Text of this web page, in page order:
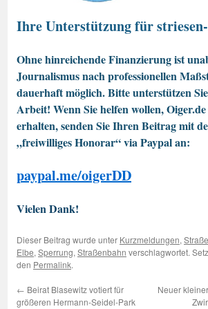
Ihre Unterstützung für
Ohne hinreichende Finanzierung ist
Journalismus nach professionellen
dauerhaft möglich. Bitte unterstützen
Arbeit! Wenn Sie helfen wollen,
erhalten, senden Sie Ihren Beitrag mit
„freiwilliges Honorar“ via Paypal an:
paypal.me/oigerDD
Vielen Dank!
Dieser Beitrag wurde unter Kurzmeldungen,
Elbe,Sperrung,Straßenbahn verschlagwortet.
den Permalink.
← Beirat Blasewitz votiert für
größeren Hermann-Seidel-Park
Neuer